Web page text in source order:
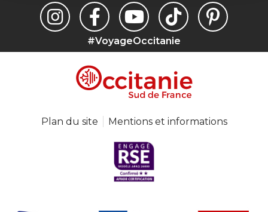
#VoyageOccitanie
Plan du site Mentions et informations